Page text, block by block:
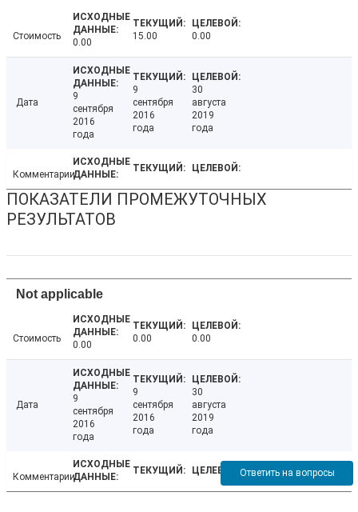
Стоимость
0.00
15.00 0.00
Дата
9
сентября
2016
года
9
сентября
2016
года
30
августа
2019
года
Комментарии
ПОКАЗАТЕЛИ ПРОМЕЖУТОЧНЫХ
РЕЗУЛЬТАТОВ
Not applicable
Стоимость
0.00
0.00 0.00
Дата
9
сентября
2016
года
9
сентября
2016
года
30
августа
2019
года
Комментарии Ответить на вопросы